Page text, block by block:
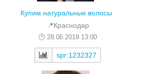
Купим натуральные волосы
📍Краснодар
28.06.2019 13:00
spr:1232327